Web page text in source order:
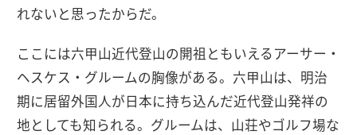
れないと思ったからだ。
ここには六甲山近代登山の開祖ともいえるアーサー・
ヘスケス・グルームの胸像がある。六甲山は、明治
期に居留外国人が日本に持ち込んだ近代登山発祥の
地としても知られる。グルームは、山荘やゴルフ場な